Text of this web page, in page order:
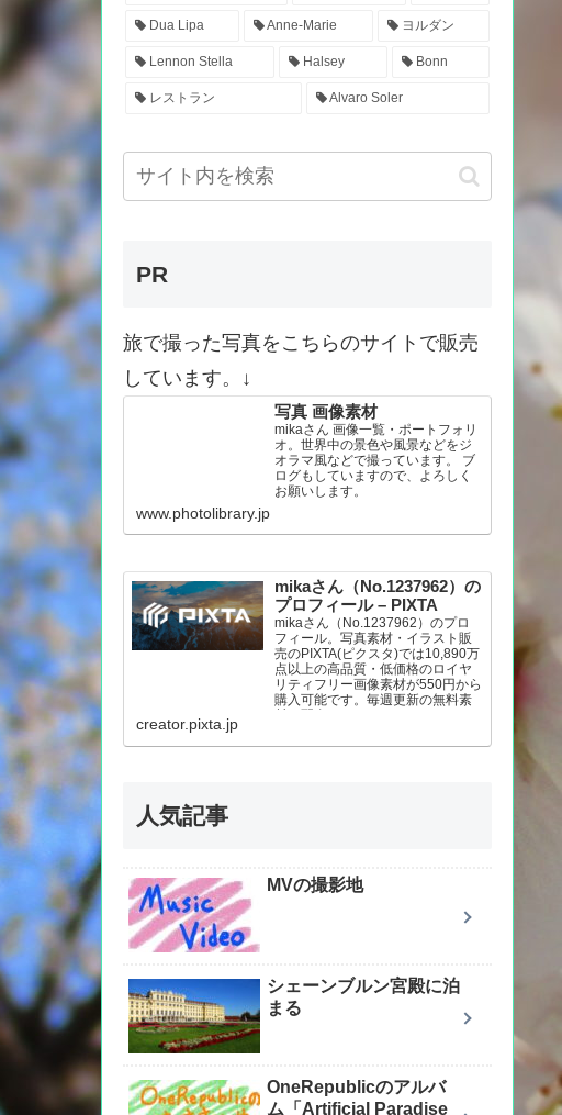
Dua Lipa Anne-Marie ヨルダン
Lennon Stella Halsey Bonn
レストラン Alvaro Soler
PR
旅で撮った写真をこちらのサイトで販売
しています。↓
写真 画像素材
mikaさん 画像一覧・ポートフォリ
オ。世界中の景色や風景などをジ
オラマ風などで撮っています。 ブ
ログもしていますので、よろしく
お願いします。
www.photolibrary.jp
mikaさん（No.1237962）の
プロフィール – PIXTA
mikaさん（No.1237962）のプロ
フィール。写真素材・イラスト販
売のPIXTA(ピクスタ)では10,890万
点以上の高品質・低価格のロイヤ
リティフリー画像素材が550円から
購入可能です。毎週更新の無料素
creator.pixta.jp
人気記事
MVの撮影地
シェーンブルン宮殿に泊
まる
OneRepublicのアルバ
ム「Artificial Paradise